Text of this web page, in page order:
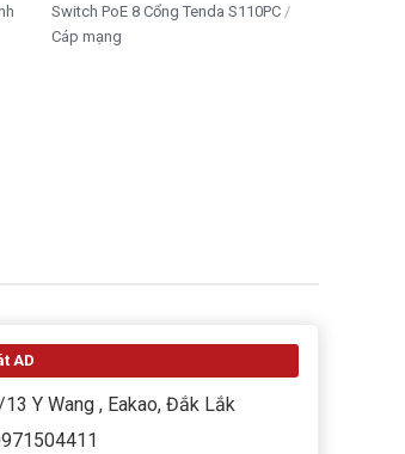
Switch PoE 8 Cổng Tenda S110PC
Cáp mạng
AD
Y Wang , Eakao, Đắk Lắk